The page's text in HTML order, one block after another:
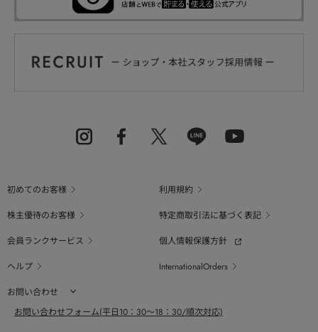
初めてのお客様
利用規約
株主優待のお客様
特定商取引法に基づく表記
会員ランクサービス
個人情報保護方針
ヘルプ
InternationalOrders
お問い合わせ
お問い合わせフォーム(平日10：30～18：30/順次対応)